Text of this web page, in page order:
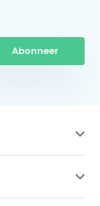
Abonneer